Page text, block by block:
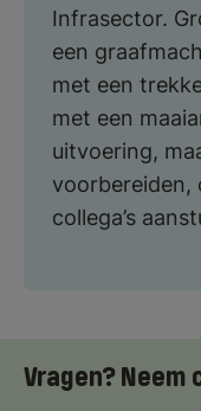
Infrasector.
een
met een
met een
uitvoering,
voorbereiden,
collega’s
Vragen?